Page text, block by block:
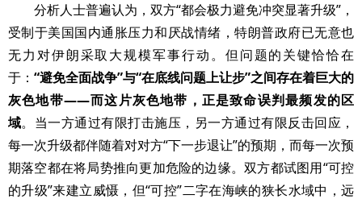
分析人士普遍认为，双方“都会极力避免冲突显著升级”，
受制于美国国内通胀压力和厌战情绪，特朗普政府已无意也
无力对伊朗采取大规模军事行动。但问题的关键恰恰在
于： “避免全面战争”与“在底线问题上让步”之间存在着巨大的
灰色地带——而这片灰色地带，正是致命误判最频发的区
域。当一方通过有限打击施压，另一方通过有限反击回应，
每一次升级都伴随着对对方“下一步退让”的预期，而每一次预
期落空都在将局势推向更加危险的边缘。双方都试图用“可控
的升级”来建立威慑，但“可控”二字在海峡的狭长水域中，远